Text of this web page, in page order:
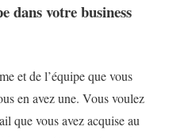
dans votre business
et de l’équipe que vous
en avez une. Vous voulez
que vous avez acquise au